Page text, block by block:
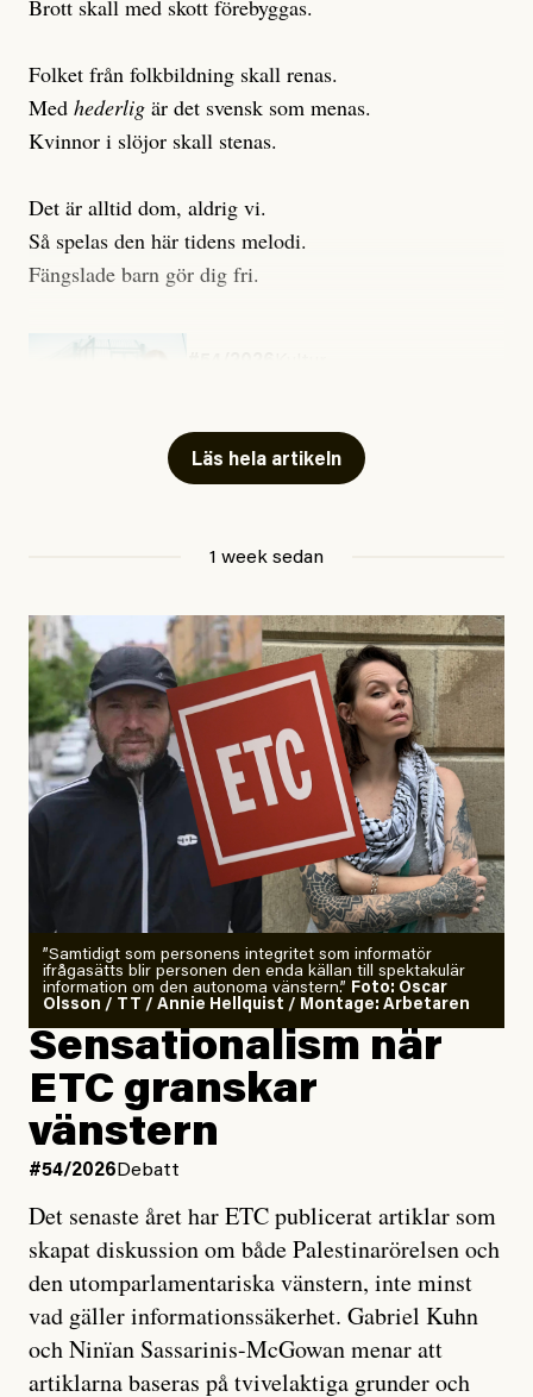
Brott skall med skott förebyggas.
Folket från folkbildning skall renas.
Med hederlig är det svensk som menas.
Kvinnor i slöjor skall stenas.
Det är alltid dom, aldrig vi.
Så spelas den här tidens melodi.
Fängslade barn gör dig fri.
Läs hela artikeln
1 week sedan
”Samtidigt som personens integritet som informatör
ifrågasätts blir personen den enda källan till spektakulär
information om den autonoma vänstern.” Foto: Oscar
Olsson / TT / Annie Hellquist / Montage: Arbetaren
Sensationalism när
ETC granskar
vänstern
#54/2026 Debatt
Det senaste året har ETC publicerat artiklar som
skapat diskussion om både Palestinarörelsen och
den utomparlamentariska vänstern, inte minst
vad gäller informationssäkerhet. Gabriel Kuhn
och Ninïan Sassarinis-McGowan menar att
artiklarna baseras på tvivelaktiga grunder och